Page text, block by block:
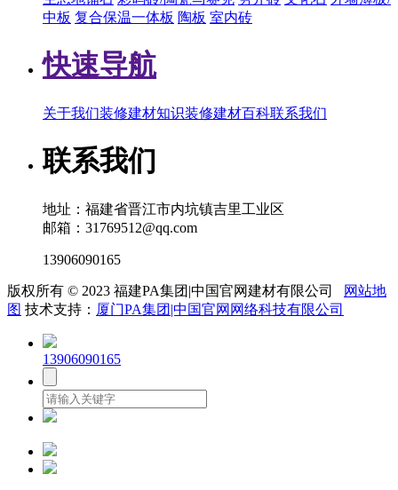
中板 复合保温一体板 陶板 室内砖
快速导航
关于我们装修建材知识装修建材百科联系我们
联系我们
地址：福建省晋江市内坑镇吉里工业区
邮箱：31769512@qq.com
13906090165
版权所有 © 2023 福建PA集团|中国官网建材有限公司
网站地
图 技术支持： 厦门PA集团|中国官网网络科技有限公司
13906090165